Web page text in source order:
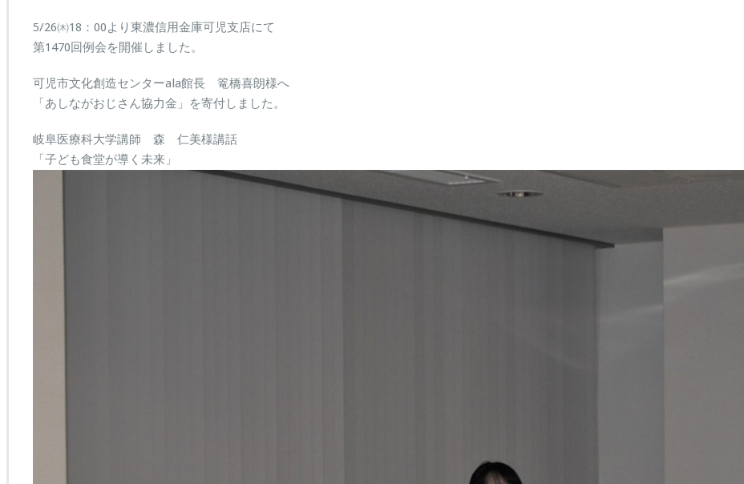
回
例
会
5/26㈭18：00より東濃信用金庫可児支店にて
第1470回例会を開催しました。
可児市文化創造センターala館長 篭橋喜朗様へ
「あしながおじさん協力金」を寄付しました。
岐阜医療科大学講師 森 仁美様講話
「子ども食堂が導く未来」